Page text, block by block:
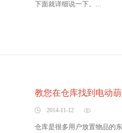
下面就详细说一下。...
教您在仓库找到电动
2014-11-12
仓库是很多用户放置物品的